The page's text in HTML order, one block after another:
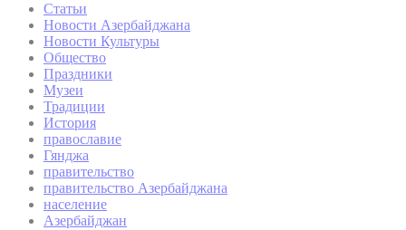
Статьи
Новости Азербайджана
Новости Культуры
Общество
Праздники
Музеи
Традиции
История
православие
Гянджа
правительство
правительство Азербайджана
население
Азербайджан